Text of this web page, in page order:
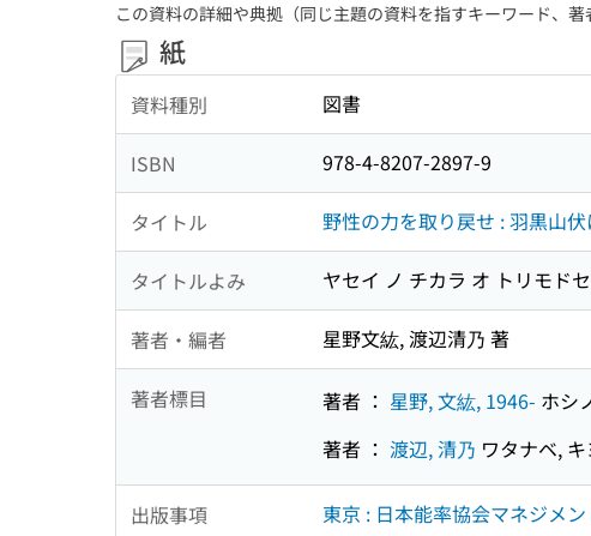
この資料の詳細や典拠（同じ主題の資料を指すキーワード、著
紙
資料種別 図書
ISBN 978-4-8207-2897-9
タイトル 野性の力を取り戻せ : 羽黒山
タイトルよみ ヤセイ ノ チカラ オ トリモド
著者・編者 星野文紘, 渡辺清乃 著
著者標目 著者 ： 星野, 文紘, 1946- ホシ
著者 ： 渡辺, 清乃 ワタナベ, キ
出版事項 東京 : 日本能率協会マネジメ